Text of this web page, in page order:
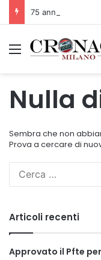
Menu
Nulla
Sembra che non
Prova a cercare di
Articoli recenti
Approvato il Pfte